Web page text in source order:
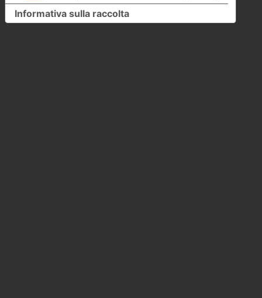
Informativa sulla raccolta